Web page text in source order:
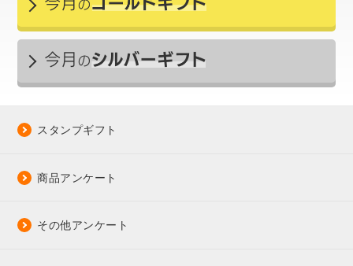
スタンプギフト
商品アンケート
その他アンケート